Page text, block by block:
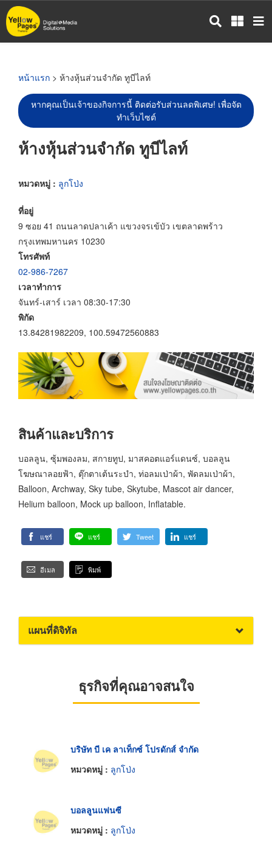
ข้าม
ไป
หน้าแรก > ห้างหุ้นส่วนจำกัด ทูบีไลท์
หากคุณเป็นเจ้าของกิจการนี้ ติดต่อรับส่วนลดพิเศษ! เพื่อจัด
ทำเว็บไซต์
ห้างหุ้นส่วนจำกัด ทูบีไลท์
หมวดหมู่ : ลูกโป่ง
ที่อยู่
9 ซอย 41 ถนนลาดปลาเค้า แขวงจรเข้บัว เขตลาดพร้าว
กรุงเทพมหานคร 10230
โทรศัพท์
02-986-7267
เวลาทำการ
จันทร์-เสาร์ เวลา 08:30-17:30
พิกัด
13.84281982209, 100.59472560883
สินค้าและบริการ
บอลลูน, ซุ้มพองลม, สกายทูป, มาสคอตแอร์แดนซ์, บอลลูน
โฆษณาลอยฟ้า, ตุ๊กตาเต้นระบำ, ท่อลมเป่าผ้า, พัดลมเป่าผ้า,
Balloon, Archway, Sky tube, Skytube, Mascot air dancer,
Helium balloon, Mock up balloon, Inflatable.
แชร์ แชร์ Tweet แชร์
อีเมล พิมพ์
แผนที่ดิจิทัล
ธุรกิจที่คุณอาจสนใจ
บริษัท บี เค ลาเท็กซ์ โปรดักส์ จำกัด
หมวดหมู่ : ลูกโป่ง
บอลลูนแฟนซี
หมวดหมู่ : ลูกโป่ง